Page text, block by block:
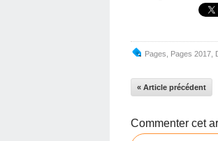
Pages Pages 2017
« Article précédent
Commenter cet